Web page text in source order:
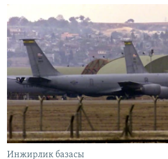
ЭЖЕ-СИҢДИЛЕР
АЗАТТЫК+
ЫҢГАЙСЫЗ СУРООЛОР
ОНЛАЙН ШЕРИНЕ
ЭЕ/АРнун бардык сайттары
Инжирлик базасы